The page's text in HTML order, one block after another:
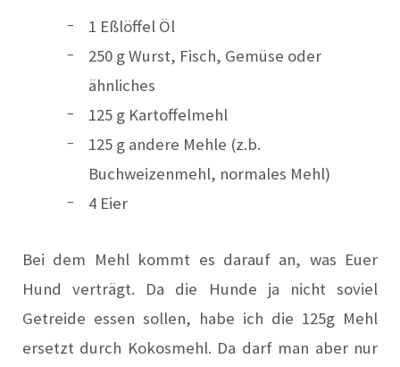
1 Eßlöffel Öl
250 g Wurst, Fisch, Gemüse oder
ähnliches
125 g Kartoffelmehl
125 g andere Mehle (z.b.
Buchweizenmehl, normales Mehl)
4 Eier
Bei dem Mehl kommt es darauf an, was Euer
Hund verträgt. Da die Hunde ja nicht soviel
Getreide essen sollen, habe ich die 125g Mehl
ersetzt durch Kokosmehl. Da darf man aber nur